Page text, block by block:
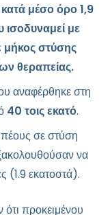
μέσο όρο 1,9
με
μήκος στύσης
θεραπείας.
αναφέρθηκε στη
40 τοις εκατό.
σε στύση
να
(1.9 εκατοστά).
προκειμένου